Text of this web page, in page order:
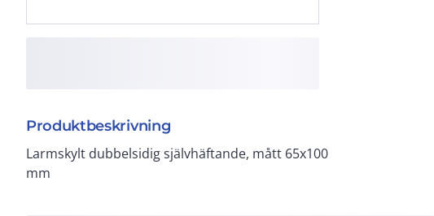
Produktbeskrivning
Larmskylt dubbelsidig självhäftande, mått 65x100
mm